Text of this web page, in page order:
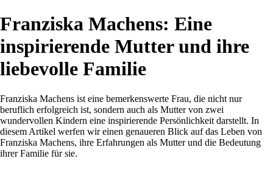
Franziska Machens: Eine
inspirierende Mutter und ihre
liebevolle Familie
Franziska Machens ist eine bemerkenswerte Frau, die nicht nur
beruflich erfolgreich ist, sondern auch als Mutter von zwei
wundervollen Kindern eine inspirierende Persönlichkeit darstellt. In
diesem Artikel werfen wir einen genaueren Blick auf das Leben von
Franziska Machens, ihre Erfahrungen als Mutter und die Bedeutung
ihrer Familie für sie.